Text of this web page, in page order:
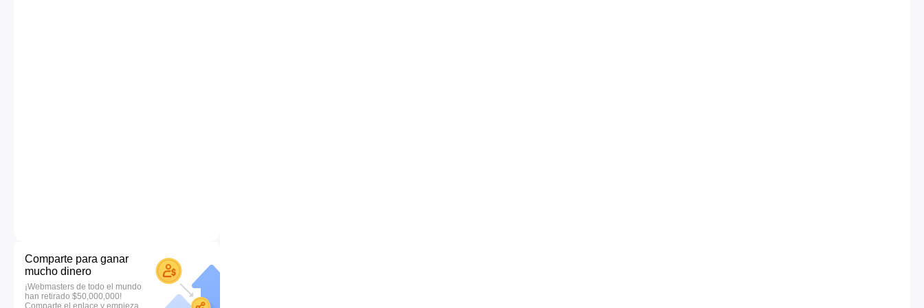
Comparte para ganar
mucho dinero
¡Webmasters de todo el mundo
han retirado $50,000,000!
Comparte el enlace y empieza